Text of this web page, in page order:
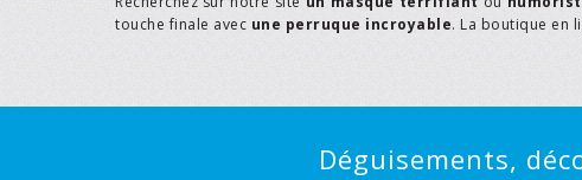
touche finale avec une perruque incroyable. La boutique en
Déguisements,